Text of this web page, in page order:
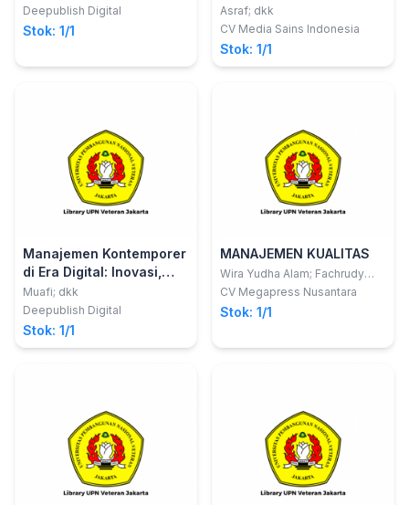
Deepublish Digital
Stok: 1/1
Asraf; dkk
CV Media Sains Indonesia
Stok: 1/1
Manajemen Kontemporer
di Era Digital: Inovasi,
Transformasi, dan
Kapabilitas Strategis
Muafi; dkk
Deepublish Digital
Stok: 1/1
MANAJEMEN KUALITAS
Wira Yudha Alam; Fachrudy
Asjari
CV Megapress Nusantara
Stok: 1/1